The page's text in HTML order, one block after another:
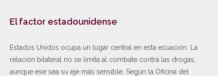
El factor estadounidense
Estados Unidos ocupa un lugar central en esta ecuación. La
relación bilateral no se limita al combate contra las drogas,
aunque ese sea su eje más sensible. Según la Oficina del